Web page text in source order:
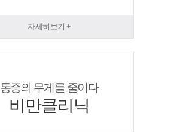
자세히보기 +
통증의 무게를 줄이다
비만클리닉